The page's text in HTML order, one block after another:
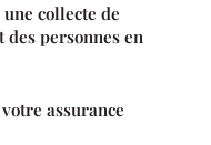
collecte de
personnes en
assurance